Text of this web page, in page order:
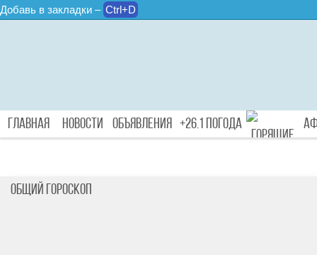
Добавь в закладки – Ctrl+D
Главная Новости Объявления +26.1 Погода
Общий Гороскоп